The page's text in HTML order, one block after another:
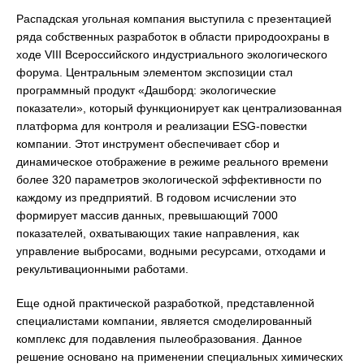
Распадская угольная компания выступила с презентацией
ряда собственных разработок в области природоохраны в
ходе VIII Всероссийского индустриального экологического
форума. Центральным элементом экспозиции стал
программный продукт «Дашборд: экологические
показатели», который функционирует как централизованная
платформа для контроля и реализации ESG-повестки
компании. Этот инструмент обеспечивает сбор и
динамическое отображение в режиме реального времени
более 320 параметров экологической эффективности по
каждому из предприятий. В годовом исчислении это
формирует массив данных, превышающий 7000
показателей, охватывающих такие направления, как
управление выбросами, водными ресурсами, отходами и
рекультивационными работами.
Еще одной практической разработкой, представленной
специалистами компании, является смоделированный
комплекс для подавления пылеобразования. Данное
решение основано на применении специальных химических